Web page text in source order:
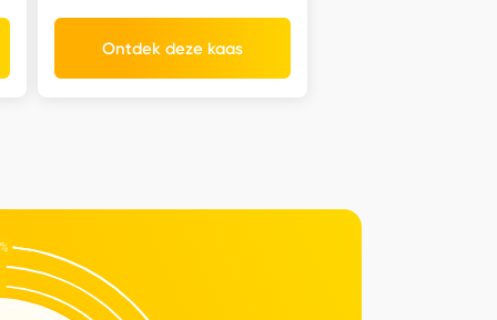
Ontdek deze kaas